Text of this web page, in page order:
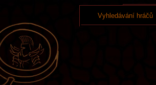
Vyhledávání hráčů